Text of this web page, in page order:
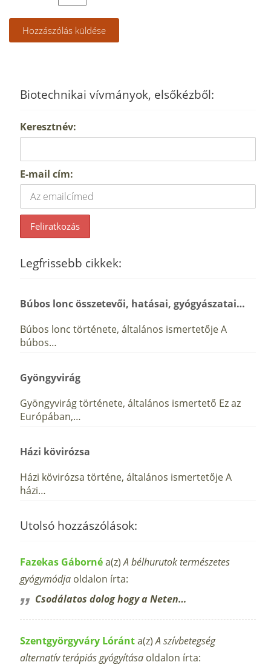
Biotechnikai vívmányok, elsőkézből:
Keresztnév:
E-mail cím:
Legfrissebb cikkek:
Búbos lonc összetevői, hatásai, gyógyászatai…
Búbos lonc története, általános ismertetője A
búbos…
Gyöngyvirág
Gyöngyvirág története, általános ismertető Ez az
Európában,…
Házi kövirózsa
Házi kövirózsa történe, általános ismertetője A
házi…
Utolsó hozzászólások:
Fazekas Gábornéa(z)A bélhurutok természetes
gyógymódja oldalon írta:
Csodálatos dolog hogy a Neten…
Szentgyörgyváry Lóránta(z)A szívbetegség
alternatív terápiás gyógyítása oldalon írta: